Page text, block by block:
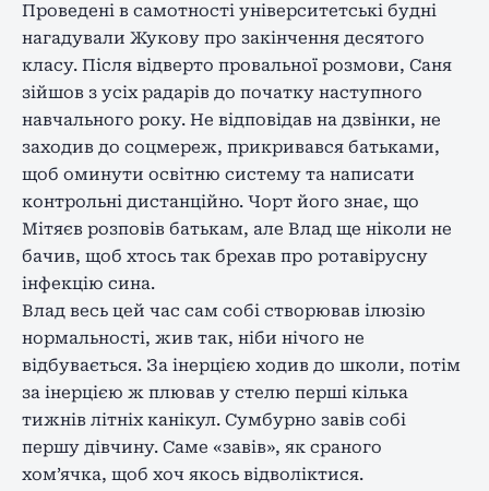
Проведені в самотності університетські будні
нагадували Жукову про закінчення десятого
класу. Після відверто провальної розмови, Саня
зійшов з усіх радарів до початку наступного
навчального року. Не відповідав на дзвінки, не
заходив до соцмереж, прикривався батьками,
щоб оминути освітню систему та написати
контрольні дистанційно. Чорт його знає, що
Мітяєв розповів батькам, але Влад ще ніколи не
бачив, щоб хтось так брехав про ротавірусну
інфекцію сина.
Влад весь цей час сам собі створював ілюзію
нормальності, жив так, ніби нічого не
відбувається. За інерцією ходив до школи, потім
за інерцією ж плював у стелю перші кілька
тижнів літніх канікул. Сумбурно завів собі
першу дівчину. Саме «завів», як сраного
хом’ячка, щоб хоч якось відволіктися.